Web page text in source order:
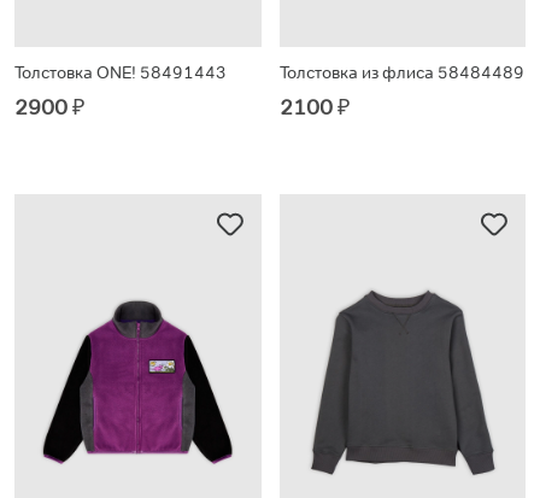
Толстовка ONE! 58491443
2900₽
Толстовка из флиса 58484489
2100₽